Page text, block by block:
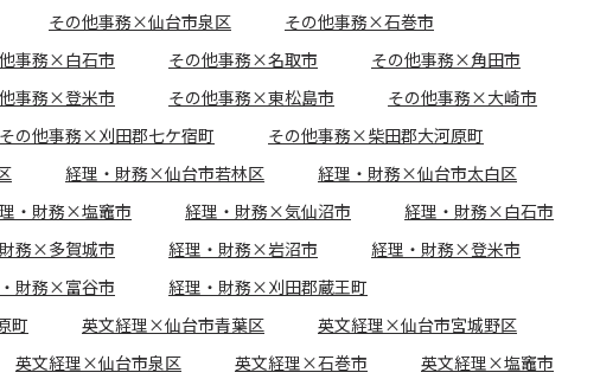
その他事務×仙台市泉区
その他事務×石巻市
事務×白石市 その他事務×名取市
その他事務×角田市
事務×登米市 その他事務×東松島市
その他事務×大崎市
その他事務×刈田郡七ケ宿町
その他事務×柴田郡大河原町
経理・財務×仙台市若林区
経理・財務×仙台市太白区
・財務×塩竈市 経理・財務×気仙沼市
経理・財務×白石市
務×多賀城市 経理・財務×岩沼市
経理・財務×登米市
財務×富谷市
経理・財務×刈田郡蔵王町
町 英文経理×仙台市青葉区
英文経理×仙台市宮城野区
英文経理×仙台市泉区 英文経理×石巻市
英文経理×塩竈市